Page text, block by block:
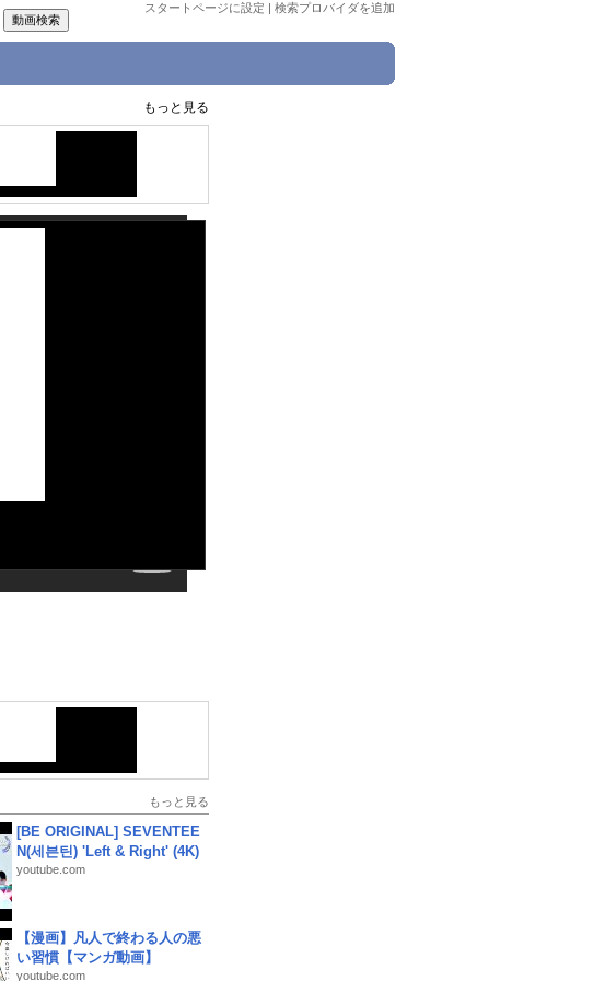
スタートページに設定 | 検索プロバイダを追加
もっと見る
もっと見る
[BE ORIGINAL] SEVENTEE
N(세븐틴) 'Left & Right' (4K)
youtube.com
【漫画】凡人で終わる人の悪
い習慣【マンガ動画】
youtube.com